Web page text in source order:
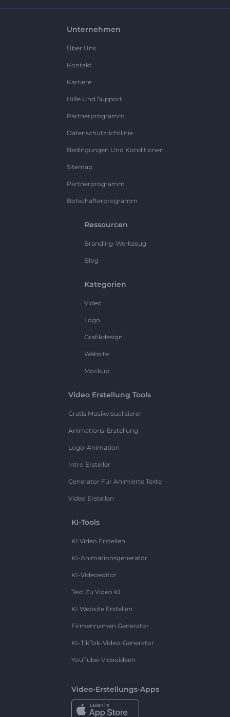
Unternehmen
Über Uns
Kontakt
Karriere
Hilfe Und Support
Partnerprogramm
Datenschutzrichtlinie
Bedingungen Und Konditionen
Sitemap
Partnerprogramm
Botschafterprogramm
Ressourcen
Branding-Werkzeug
Blog
Kategorien
Video
Logo
Grafikdesign
Website
Mockup
Video Erstellung Tools
Gratis Musikvisualisierer
Animations-Erstellung
Logo-Animation
Intro Ersteller
Generator Für Animierte Texte
Video Erstellen
KI-Tools
KI Video Erstellen
KI-Animationsgenerator
KI-Videoeditor
Text Zu Video KI
KI Website Erstellen
Firmennamen Generator
KI-TikTok-Video-Generator
YouTube-Videoideen
Video-Erstellungs-Apps